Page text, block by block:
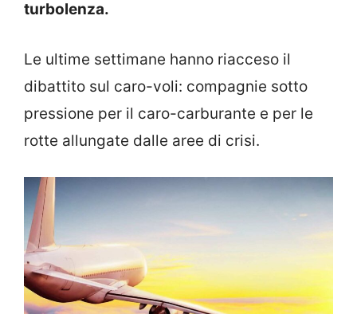
turbolenza.
Le ultime settimane hanno riacceso il
dibattito sul caro-voli: compagnie sotto
pressione per il caro-carburante e per le
rotte allungate dalle aree di crisi.